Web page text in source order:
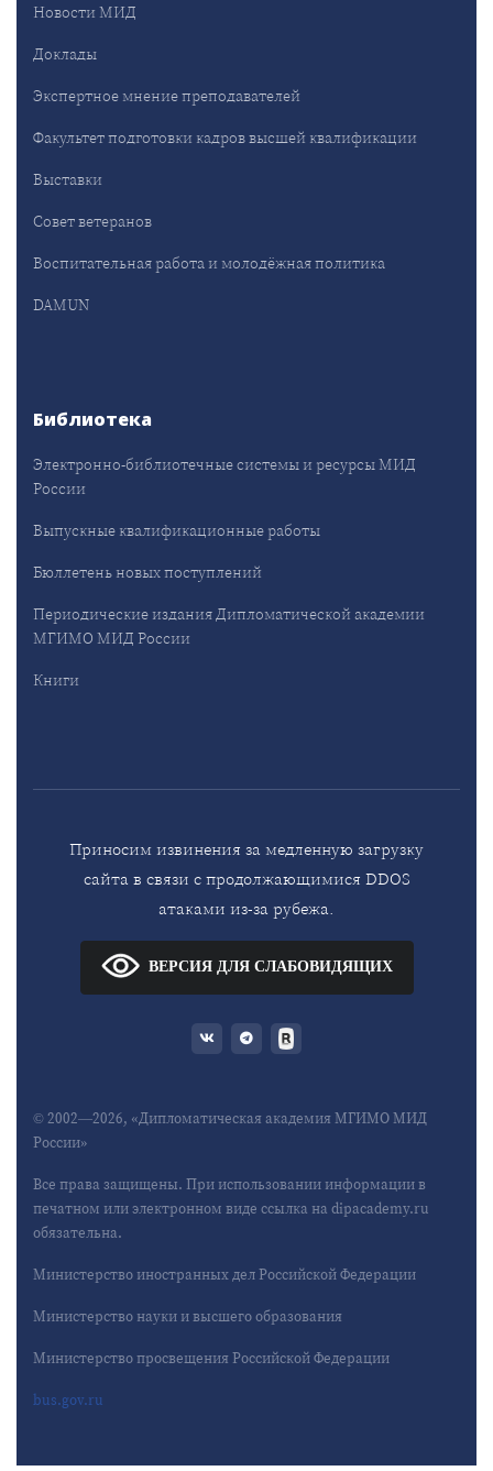
Новости МИД
Доклады
Экспертное мнение преподавателей
Факультет подготовки кадров высшей квалификации
Выставки
Совет ветеранов
Воспитательная работа и молодёжная политика
DAMUN
Библиотека
Электронно-библиотечные системы и ресурсы МИД
России
Выпускные квалификационные работы
Бюллетень новых поступлений
Периодические издания Дипломатической академии
МГИМО МИД России
Книги
Приносим извинения за медленную загрузку
сайта в связи с продолжающимися DDOS
атаками из-за рубежа.
ВЕРСИЯ ДЛЯ СЛАБОВИДЯЩИХ
© 2002—2026, «Дипломатическая академия МГИМО МИД
России»
Все права защищены. При использовании информации в
печатном или электронном виде ссылка на dipacademy.ru
обязательна.
Министерство иностранных дел Российской Федерации
Министерство науки и высшего образования
Министерство просвещения Российской Федерации
bus.gov.ru